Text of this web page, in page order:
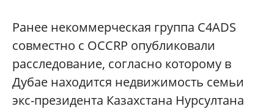
Ранее некоммерческая группа C4ADS
совместно с OCCRP опубликовали
расследование, согласно которому в
Дубае находится недвижимость семьи
экс-президента Казахстана Нурсултана